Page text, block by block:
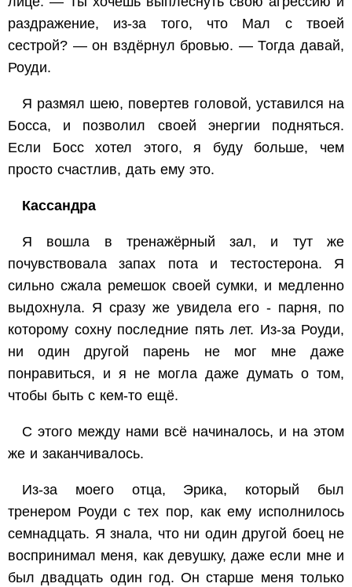
раздражение, из-за того, что Мал с твоей
сестрой? — он вздёрнул бровью. — Тогда давай,
Роуди.
Я размял шею, повертев головой, уставился на
Босса, и позволил своей энергии подняться.
Если Босс хотел этого, я буду больше, чем
просто счастлив, дать ему это.
Кассандра
Я вошла в тренажёрный зал, и тут же
почувствовала запах пота и тестостерона. Я
сильно сжала ремешок своей сумки, и медленно
выдохнула. Я сразу же увидела его - парня, по
которому сохну последние пять лет. Из-за Роуди,
ни один другой парень не мог мне даже
понравиться, и я не могла даже думать о том,
чтобы быть с кем-то ещё.
С этого между нами всё начиналось, и на этом
же и заканчивалось.
Из-за моего отца, Эрика, который был
тренером Роуди с тех пор, как ему исполнилось
семнадцать. Я знала, что ни один другой боец не
воспринимал меня, как девушку, даже если мне и
был двадцать один год. Он старше меня только